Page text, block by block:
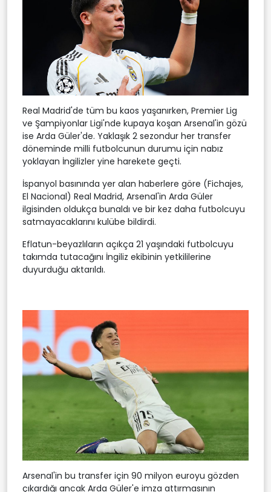
Real Madrid'de tüm bu kaos yaşanırken, Premier Lig
ve Şampiyonlar Ligi'nde kupaya koşan Arsenal'in gözü
ise Arda Güler'de. Yaklaşık 2 sezondur her transfer
döneminde milli futbolcunun durumu için nabız
yoklayan İngilizler yine harekete geçti.
İspanyol basınında yer alan haberlere göre (Fichajes,
El Nacional) Real Madrid, Arsenal'in Arda Güler
ilgisinden oldukça bunaldı ve bir kez daha futbolcuyu
satmayacaklarını kulübe bildirdi.
Eflatun-beyazlıların açıkça 21 yaşındaki futbolcuyu
takımda tutacağını İngiliz ekibinin yetkililerine
duyurduğu aktarıldı.
Arsenal'in bu transfer için 90 milyon euroyu gözden
çıkardığı ancak Arda Güler'e imza attırmasının